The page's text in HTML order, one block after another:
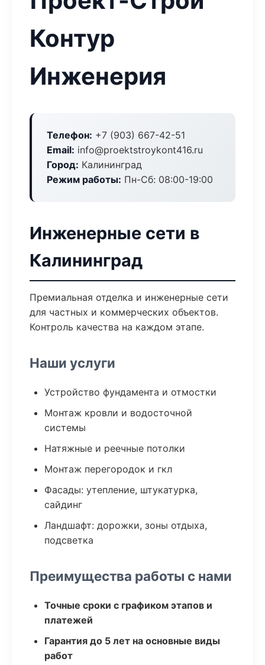
Контур
Инженерия
Телефон: +7 (903) 667-42-51
Email: info@proektstroykont416.ru
Город: Калининград
Режим работы: Пн-Сб: 08:00-19:00
Инженерные сети в
Калининград
Премиальная отделка и инженерные сети
для частных и коммерческих объектов.
Контроль качества на каждом этапе.
Наши услуги
Устройство фундамента и отмостки
Монтаж кровли и водосточной
системы
Натяжные и реечные потолки
Монтаж перегородок и гкл
Фасады: утепление, штукатурка,
сайдинг
Ландшафт: дорожки, зоны отдыха,
подсветка
Преимущества работы с нами
Точные сроки с графиком этапов и
платежей
Гарантия до 5 лет на основные виды
работ